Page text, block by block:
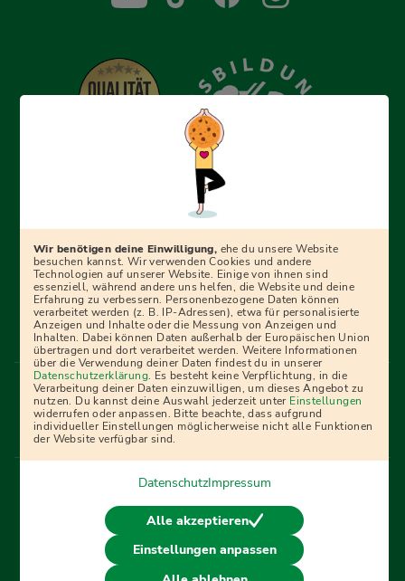
Erfolgreich bewerben mit Ausbildungspark: Wir
begleiten dich Schritt für Schritt bei deinem Start in den
Ratgebern und Prüfungspaketen, interaktiven
Videokursen und vielem mehr. Für alle, die was werden
wollen!
Menü Fußleiste
Impressum Bildquellen Presse
Mediadaten
Partner
AGB Datenschutz
Widerrufsbelehrung
Bestellung
Affiliate Partner Cookies
Vertrag widerrufen
© 2026 Ausbildungspark Verlag. Alle Rechte vorbehalten.
Wir benötigen deine Einwilligung, ehe du unsere Website
besuchen kannst. Wir verwenden Cookies und andere
Technologien auf unserer Website. Einige von ihnen sind
essenziell, während andere uns helfen, die Website und deine
Erfahrung zu verbessern. Personenbezogene Daten können
verarbeitet werden (z. B. IP-Adressen), etwa für personalisierte
Anzeigen und Inhalte oder die Messung von Anzeigen und
Inhalten. Dabei können Daten außerhalb der Europäischen Union
übertragen und dort verarbeitet werden. Weitere Informationen
über die Verwendung deiner Daten findest du in unserer
Datenschutzerklärung. Es besteht keine Verpflichtung, in die
Verarbeitung deiner Daten einzuwilligen, um dieses Angebot zu
nutzen. Du kannst deine Auswahl jederzeit unter Einstellungen
widerrufen oder anpassen. Bitte beachte, dass aufgrund
individueller Einstellungen möglicherweise nicht alle Funktionen
der Website verfügbar sind.
DatenschutzImpressum
Alle akzeptieren
Einstellungen anpassen